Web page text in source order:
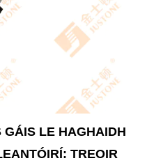
GÁIS LE HAGHAIDH
TREOIR